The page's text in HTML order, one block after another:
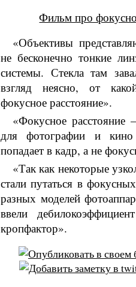
«Объективы
не бесконечно тонкие
системы. Стекла там
взгляд неясно, от
фокусное расстояние».
«Фокусное
для фотографии и
попадает в кадр, а не
«Так как некоторые
стали путаться в
разных моделей
ввели
кропфактор».